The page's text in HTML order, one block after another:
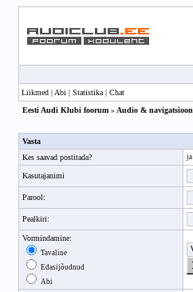
Liikmed| Abi | Statistika| Chat
Eesti Audi Klubi foorum» Audio & navigatsioon
Vasta
Kes saavad postitada?
ja
Kasutajanimi
Parool:
Pealkiri:
Vormindamine:
Tavaline
Edasijõudnud
Abi